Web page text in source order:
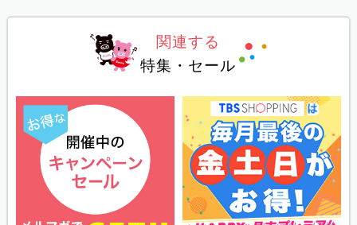
関連する
特集・セール